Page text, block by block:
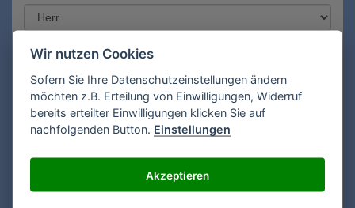
Vorname*:
Nachname*:
Wir nutzen Cookies
Sofern Sie Ihre Datenschutzeinstellungen ändern
möchten z.B. Erteilung von Einwilligungen, Widerruf
bereits erteilter Einwilligungen klicken Sie auf
nachfolgenden Button. Einstellungen
Akzeptieren